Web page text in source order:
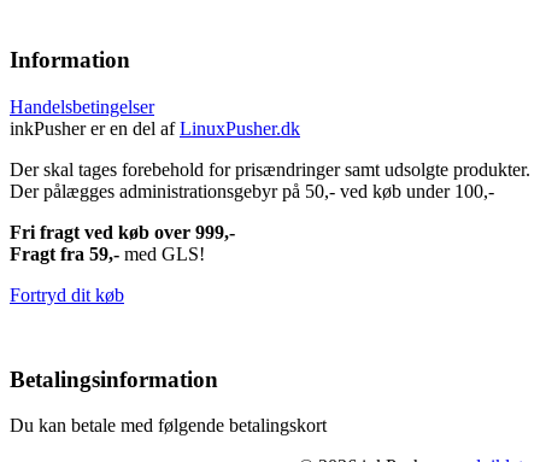
Information
Handelsbetingelser
inkPusher er en del afLinuxPusher.dk
Der skal tages forebehold for prisændringer samt udsolgte produkter.
Der pålægges administrationsgebyr på 50,- ved køb under 100,-
Fri fragt ved køb over 999,-
Fragt fra 59,- med GLS!
Fortryd dit køb
Betalingsinformation
Du kan betale med følgende betalingskort